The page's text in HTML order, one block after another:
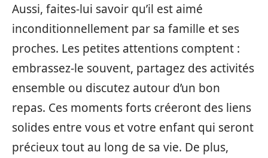
Aussi, faites-lui savoir qu’il est aimé
inconditionnellement par sa famille et ses
proches. Les petites attentions comptent :
embrassez-le souvent, partagez des activités
ensemble ou discutez autour d’un bon
repas. Ces moments forts créeront des liens
solides entre vous et votre enfant qui seront
précieux tout au long de sa vie. De plus,